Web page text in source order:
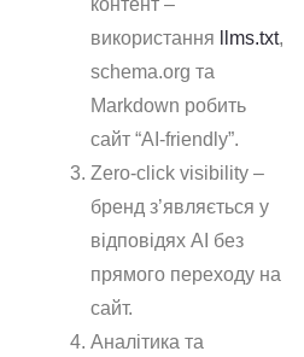
використання
llms.txt,
schema.org та
Markdown робить
сайт “AI‑friendly”.
Zero-click visibility –
бренд з’являється у
відповідях AI без
прямого переходу на
сайт.
Аналітика та